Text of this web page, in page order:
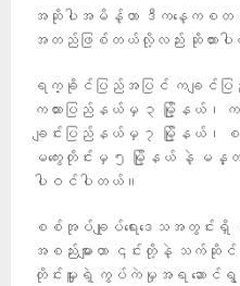
အဆိုပါအမိန့်ဟာ ဒီကနေ့ကစတင်
အတည်ဖြစ်တယ်လို့လည်း ဆိုထားပ
ရက္ခိုင်ပြည်အပြင် ကချင်ပ
ကယားပြည်နယ်မှ ၃ မြို့နယ်၊
ချင်းပြည်နယ်မှ ၇ မြို့နယ်၊
မကွေးတိုင်းမှ ၅ မြို့နယ် နဲ့ မန္
ပါဝင်ပါတယ်။
စစ်အုပ်ချုပ်ရေးဒေသအတွင်း
အစည်းများဟာ ၎င်းတို့နဲ့ သက်
တိုင်းမှူးရဲ့ ကွပ်ကဲမှုအရ ဆောင်ရွ